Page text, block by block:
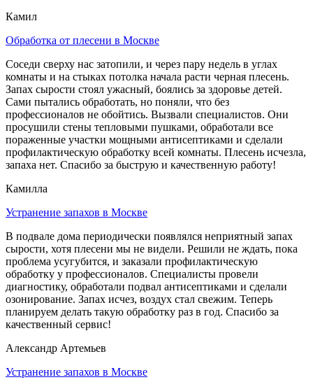
Камил
Обработка от плесени в Москве
Соседи сверху нас затопили, и через пару недель в углах
комнаты и на стыках потолка начала расти черная плесень.
Запах сырости стоял ужасный, боялись за здоровье детей.
Сами пытались обработать, но поняли, что без
профессионалов не обойтись. Вызвали специалистов. Они
просушили стены тепловыми пушками, обработали все
пораженные участки мощными антисептиками и сделали
профилактическую обработку всей комнаты. Плесень исчезла,
запаха нет. Спасибо за быструю и качественную работу!
Камилла
Устранение запахов в Москве
В подвале дома периодически появлялся неприятный запах
сырости, хотя плесени мы не видели. Решили не ждать, пока
проблема усугубится, и заказали профилактическую
обработку у профессионалов. Специалисты провели
диагностику, обработали подвал антисептиками и сделали
озонирование. Запах исчез, воздух стал свежим. Теперь
планируем делать такую обработку раз в год. Спасибо за
качественный сервис!
Александр Артемьев
Устранение запахов в Москве